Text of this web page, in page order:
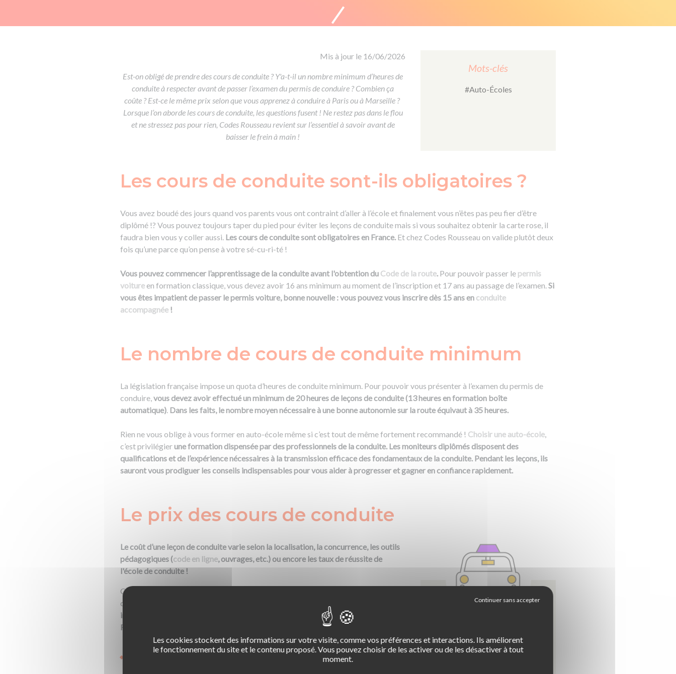
Devenir enseignant de la conduite
Mis à jour le 16/06/2026
Est-on obligé de prendre des cours de conduite ? Y'a-t-il un nombre minimum d’heures de
conduite à respecter avant de passer l’examen du permis de conduire ? Combien ça
coûte ? Est-ce le même prix selon que vous apprenez à conduire à Paris ou à Marseille ?
Lorsque l’on aborde les cours de conduite, les questions fusent ! Ne restez pas dans le flou
et ne stressez pas pour rien, Codes Rousseau revient sur l’essentiel à savoir avant de
baisser le frein à main !
Mots-clés
#Auto-Écoles
Les cours de conduite sont-ils obligatoires ?
Vous avez boudé des jours quand vos parents vous ont contraint d’aller à l’école et finalement vous n’êtes pas peu fier d’être
diplômé !? Vous pouvez toujours taper du pied pour éviter les leçons de conduite mais si vous souhaitez obtenir la carte rose, il
faudra bien vous y coller aussi. Les cours de conduite sont obligatoires en France.Et chez Codes Rousseau on valide plutôt deux
fois qu’une parce qu’on pense à votre sé-cu-ri-té !
Vous pouvez commencer l’apprentissage de la conduite avant l'obtention du Code de la route.Pour pouvoir passer le permis
voitureen formation classique, vous devez avoir 16 ans minimum au moment de l’inscription et 17 ans au passage de l’examen.Si
vous êtes impatient de passer le permis voiture, bonne nouvelle : vous pouvez vous inscrire dès 15 ans en conduite
accompagnée !
Le nombre de cours de conduite minimum
La législation française impose un quota d’heures de conduite minimum. Pour pouvoir vous présenter à l’examen du permis de
conduire,vous devez avoir effectué un minimum de 20 heures de leçons de conduite (13 heures en formation boîte
automatique). Dans les faits, le nombre moyen nécessaire à une bonne autonomie sur la route équivaut à 35 heures.
Rien ne vous oblige à vous former en auto-école même si c’est tout de même fortement recommandé ! Choisir une auto-école,
c’est privilégierune formation dispensée par des professionnels de la conduite. Les moniteurs diplômés disposent des
qualifications et de l’expérience nécessaires à la transmission efficace des fondamentaux de la conduite. Pendant les leçons, ils
sauront vous prodiguer les conseils indispensables pour vous aider à progresser et gagner en confiance rapidement.
Le prix des cours de conduite
Le coût d’une leçon de conduite varie selon la localisation, la concurrence, les outils
pédagogiques (code en ligne, ouvrages, etc.) ou encore les taux de réussite de
l'école de conduite !
Comme vous l’avez compris, il est impossible de donner un prix précis d’une heure
de conduite. Néanmoins, pour vous donner un ordre d'idées,
indicatifs établis à partir des prix pratiqués par les auto-écoles membres du Club
Rousseau :
Prix moyen d’une heure de conduite à Paris : 60€
Ce qu'il faut savoir sur le
prix du permis
Les cookies stockent des informations sur votre visite, comme vos préférences et interactions. Ils améliorent
le fonctionnement du site et le contenu proposé. Vous pouvez choisir de les activer ou de les désactiver à tout
moment.